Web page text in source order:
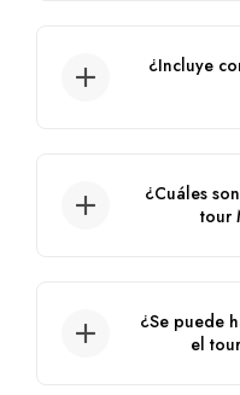
¿Incluye
¿Cuáles
tour
¿Se puede
el